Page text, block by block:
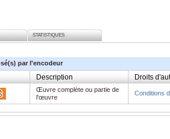
STATISTIQUES
par l'encodeur
Description Droits
Œuvre complète ou partie de
l'œuvre
Conditions